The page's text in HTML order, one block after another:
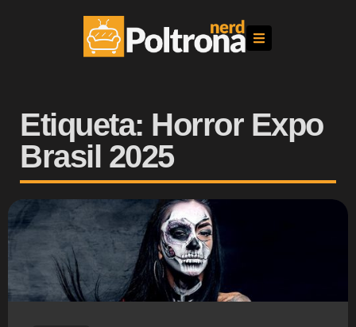
Etiqueta: Horror Expo
Brasil 2025